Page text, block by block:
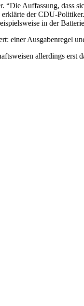
Auffassung, dass
der CDU-
in der
einer Ausgabenregel
allerdings erst